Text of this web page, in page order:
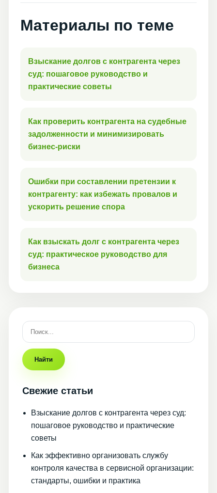
Материалы по теме
Взыскание долгов с контрагента через
суд: пошаговое руководство и
практические советы
Как проверить контрагента на судебные
задолженности и минимизировать
бизнес-риски
Ошибки при составлении претензии к
контрагенту: как избежать провалов и
ускорить решение спора
Как взыскать долг с контрагента через
суд: практическое руководство для
бизнеса
Найти
Свежие статьи
Взыскание долгов с контрагента через суд:
пошаговое руководство и практические
советы
Как эффективно организовать службу
контроля качества в сервисной организации:
стандарты, ошибки и практика